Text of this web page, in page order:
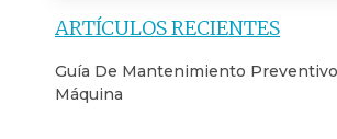
ARTÍCULOS RECIENTES
Guía De Mantenimiento
Máquina